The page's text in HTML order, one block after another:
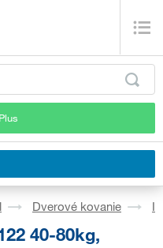
Dverové kovanie
40-80kg,